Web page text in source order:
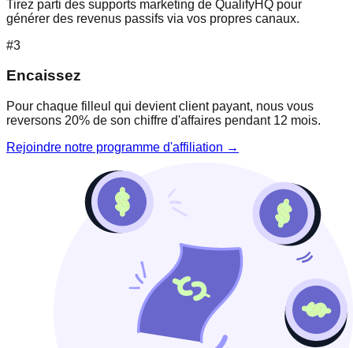
Tirez parti des supports marketing de QualifyHQ pour
générer des revenus passifs via vos propres canaux.
#3
Encaissez
Pour chaque filleul qui devient client payant, nous vous
reversons 20% de son chiffre d'affaires pendant 12 mois.
Rejoindre notre programme d'affiliation →